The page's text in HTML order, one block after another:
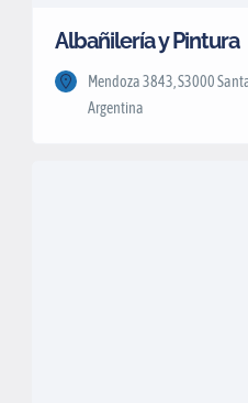
Albañilería y Pintura
Mendoza 3843, S3000
Argentina